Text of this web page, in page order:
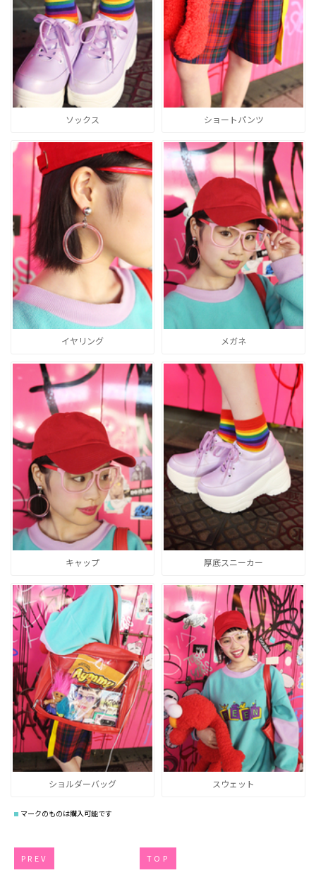
ソックス ショートパンツ
イヤリング メガネ
キャップ 厚底スニーカー
ショルダーバッグ スウェット
マークのものは購入可能です
PREV TOP